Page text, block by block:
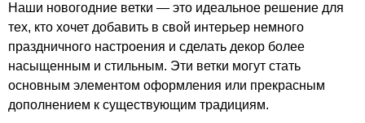
Наши новогодние ветки — это идеальное решение для
тех, кто хочет добавить в свой интерьер немного
праздничного настроения и сделать декор более
насыщенным и стильным. Эти ветки могут стать
основным элементом оформления или прекрасным
дополнением к существующим традициям.